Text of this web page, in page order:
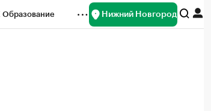
Образование Нижний Новгород